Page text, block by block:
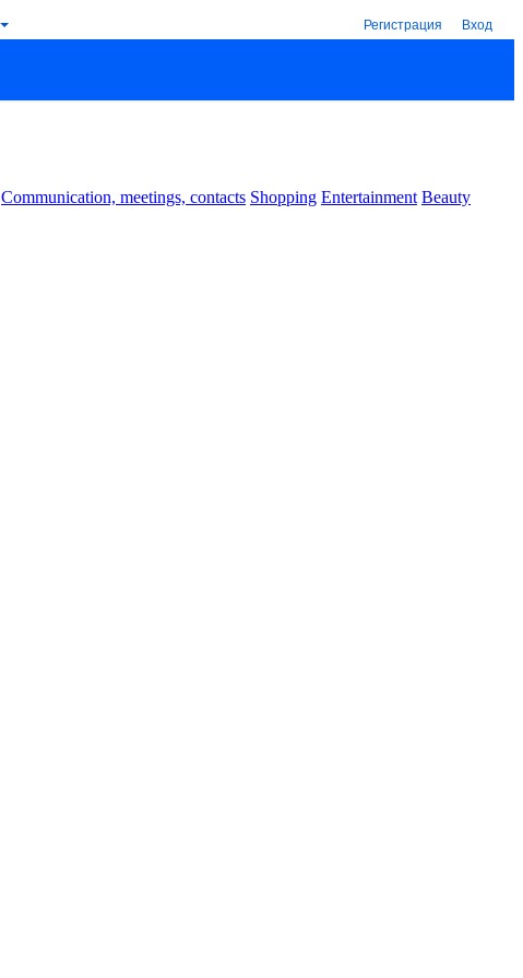
Регистрация Вход
Communication, meetings, contacts Shopping Entertainment Beauty